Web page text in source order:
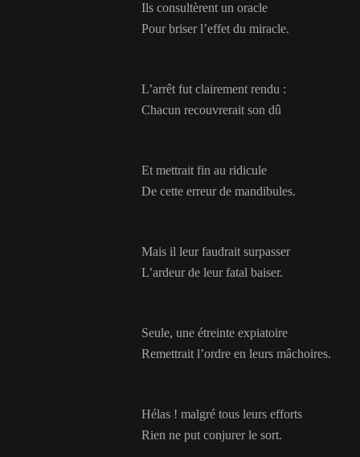
Ils consultèrent un oracle
Pour briser l’effet du miracle.
L’arrêt fut clairement rendu :
Chacun recouvrerait son dû
Et mettrait fin au ridicule
De cette erreur de mandibules.
Mais il leur faudrait surpasser
L’ardeur de leur fatal baiser.
Seule, une étreinte expiatoire
Remettrait l’ordre en leurs mâchoires.
Hélas ! malgré tous leurs efforts
Rien ne put conjurer le sort.